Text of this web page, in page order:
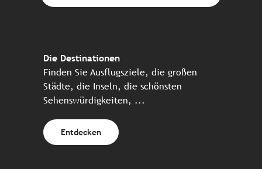
Die Destinationen
Finden Sie Ausflugsziele, die großen
Städte, die Inseln, die schönsten
Sehenswürdigkeiten, ...
Entdecken